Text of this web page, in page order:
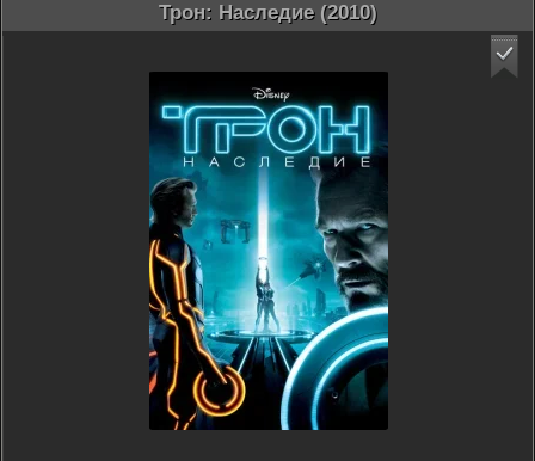
Трон: Наследие (2010)